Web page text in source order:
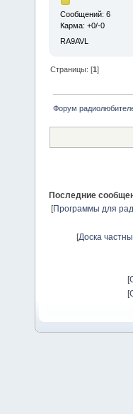
Сообщений: 6
Карма: +0/-0
RA9AVL
Страницы: [1]
Форум
Последние
[Программы для
[Доска
[
[